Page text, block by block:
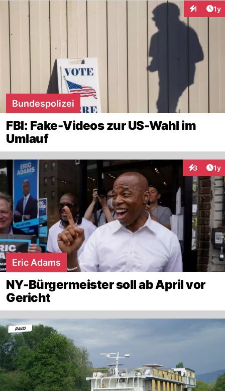
1 1y
Bundespolizei
FBI: Fake-Videos zur US-Wahl im
Umlauf
3 1y
Eric Adams
NY-Bürgermeister soll ab April vor
Gericht